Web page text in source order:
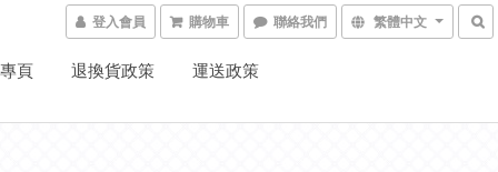
登入會員 購物車 聯絡我們 繁體中文
頁 退換貨政策 運送政策